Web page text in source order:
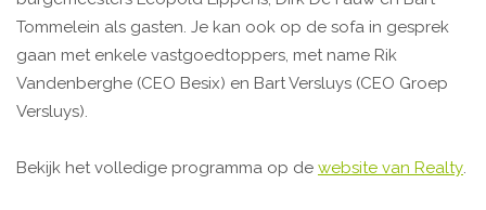
Tommelein als gasten. Je kan ook op de sofa in gesprek
gaan met enkele vastgoedtoppers, met name Rik
Vandenberghe (CEO Besix) en Bart Versluys (CEO Groep
Versluys).
Bekijk het volledige programma op de website van Realty.